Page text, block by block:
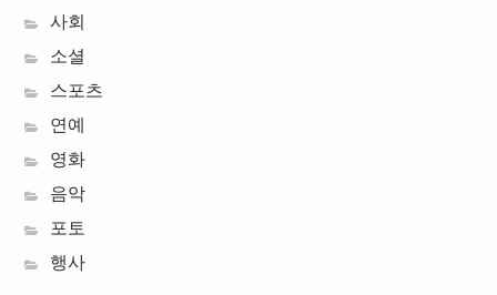
사회
소셜
스포츠
연예
영화
음악
포토
행사